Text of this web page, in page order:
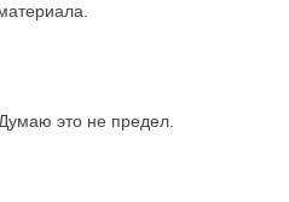
это не предел.